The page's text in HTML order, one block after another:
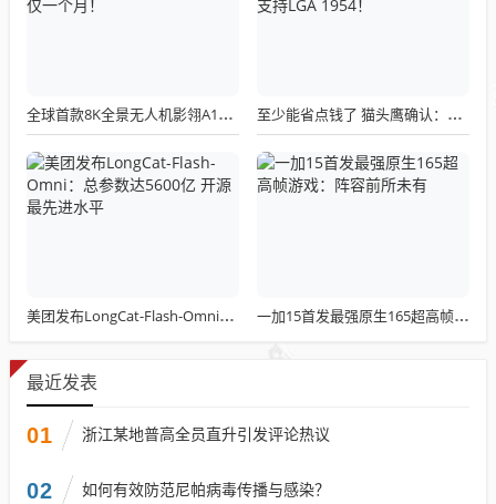
全球首款8K全景无人机影翎A1全球出货量突破三万，上市仅一个月！ 至少能省点钱了 猫头鹰确认：现有LGA 1851散热器全面支持LGA 1954！
美团发布LongCat-Flash-Omni：总参数达5600亿 开源最先进水平 一加15首发最强原生165超高帧游戏：阵容前所未有
最近发表
01 浙江某地普高全员直升引发评论热议
02 如何有效防范尼帕病毒传播与感染？